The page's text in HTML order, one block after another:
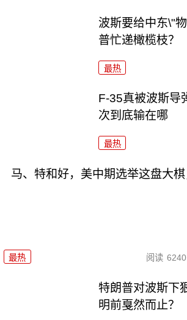
波斯要给中东\"
普忙递橄榄枝？
最热
F-35真被波斯导
次到底输在哪
最热
马、特和好，美中期选举这盘大棋
最热 阅读 6240
特朗普对波斯下
明前戛然而止？